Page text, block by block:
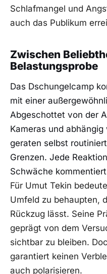
Schlafmangel und
auch das Publikum
Zwischen
Belastungsprobe
Das Dschungelcamp
mit einer
Abgeschottet von der
Kameras und
geraten selbst
Grenzen. Jede
Schwäche
Für Umut Tekin
Umfeld zu behaupten,
Rückzug lässt. Seine
geprägt von dem
sichtbar zu bleiben.
garantiert keinen
auch polarisieren.